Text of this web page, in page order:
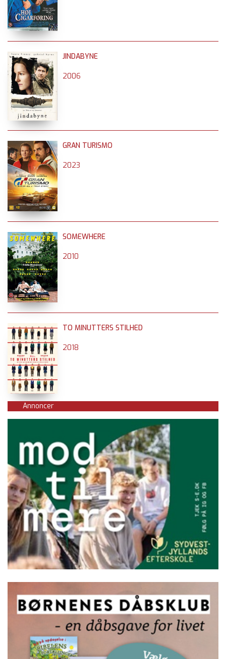
JINDABYNE
2006
GRAN TURISMO
2023
SOMEWHERE
2010
TO MINUTTERS STILHED
2018
Annoncer